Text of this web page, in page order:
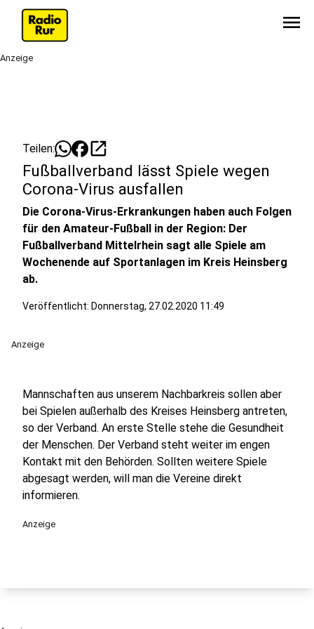
menu
Anzeige
Teilen: open_in_new
Fußballverband lässt Spiele wegen
Corona-Virus ausfallen
Die Corona-Virus-Erkrankungen haben auch Folgen
für den Amateur-Fußball in der Region: Der
Fußballverband Mittelrhein sagt alle Spiele am
Wochenende auf Sportanlagen im Kreis Heinsberg
ab.
Veröffentlicht: Donnerstag, 27.02.2020 11:49
Anzeige
Mannschaften aus unserem Nachbarkreis sollen aber
bei Spielen außerhalb des Kreises Heinsberg antreten,
so der Verband. An erste Stelle stehe die Gesundheit
der Menschen. Der Verband steht weiter im engen
Kontakt mit den Behörden. Sollten weitere Spiele
abgesagt werden, will man die Vereine direkt
informieren.
Anzeige